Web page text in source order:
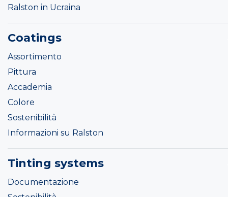
Ralston in Ucraina
Coatings
Assortimento
Pittura
Accademia
Colore
Sostenibilità
Informazioni su Ralston
Tinting systems
Documentazione